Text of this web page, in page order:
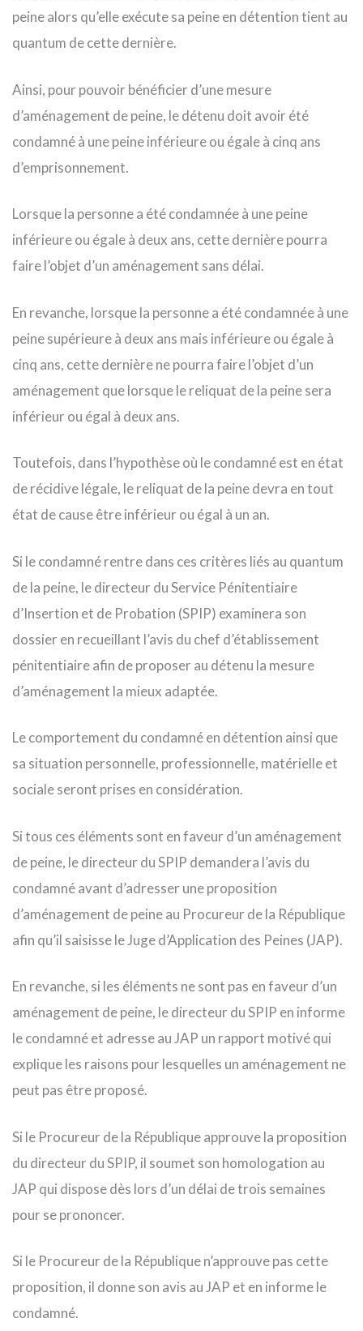
peine alors qu’elle exécute sa peine en détention tient au
quantum de cette dernière.
Ainsi, pour pouvoir bénéficier d’une mesure
d’aménagement de peine, le détenu doit avoir été
condamné à une peine inférieure ou égale à cinq ans
d’emprisonnement.
Lorsque la personne a été condamnée à une peine
inférieure ou égale à deux ans, cette dernière pourra
faire l’objet d’un aménagement sans délai.
En revanche, lorsque la personne a été condamnée à une
peine supérieure à deux ans mais inférieure ou égale à
cinq ans, cette dernière ne pourra faire l’objet d’un
aménagement que lorsque le reliquat de la peine sera
inférieur ou égal à deux ans.
Toutefois, dans l’hypothèse où le condamné est en état
de récidive légale, le reliquat de la peine devra en tout
état de cause être inférieur ou égal à un an.
Si le condamné rentre dans ces critères liés au quantum
de la peine, le directeur du Service Pénitentiaire
d’Insertion et de Probation (SPIP) examinera son
dossier en recueillant l’avis du chef d’établissement
pénitentiaire afin de proposer au détenu la mesure
d’aménagement la mieux adaptée.
Le comportement du condamné en détention ainsi que
sa situation personnelle, professionnelle, matérielle et
sociale seront prises en considération.
Si tous ces éléments sont en faveur d’un aménagement
de peine, le directeur du SPIP demandera l’avis du
condamné avant d’adresser une proposition
d’aménagement de peine au Procureur de la République
afin qu’il saisisse le Juge d’Application des Peines (JAP).
En revanche, si les éléments ne sont pas en faveur d’un
aménagement de peine, le directeur du SPIP en informe
le condamné et adresse au JAP un rapport motivé qui
explique les raisons pour lesquelles un aménagement ne
peut pas être proposé.
Si le Procureur de la République approuve la proposition
du directeur du SPIP, il soumet son homologation au
JAP qui dispose dès lors d’un délai de trois semaines
pour se prononcer.
Si le Procureur de la République n’approuve pas cette
proposition, il donne son avis au JAP et en informe le
condamné.